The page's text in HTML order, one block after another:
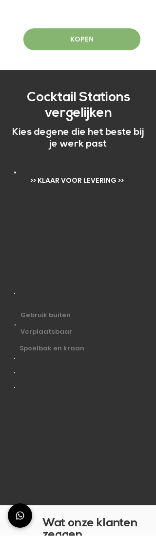
KOPEN
Cocktail Stations
vergelijken
Kies degene die het beste bij
je werk past
>> KLAAR VOOR LEVERING >>
Gebruik buiten
Verplaatsbaar
Spoelbak en kraan
Wat onze klanten
zeggen